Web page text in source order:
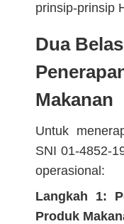
prinsip-prinsip
Dua
Makanan
Untuk
SNI 01-4852-
operasional:
Langkah 1:
Produk